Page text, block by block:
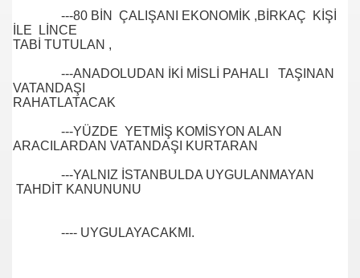
---80 BİN ÇALIŞANI EKONOMİK ,BİRKAÇ KİŞİ
İLE LİNCE
TABİ TUTULAN ,
---ANADOLUDAN İKİ MİSLİ PAHALI TAŞINAN
VATANDAŞI
RAHATLATACAK
---YÜZDE YETMİŞ KOMİSYON ALAN
ARACILARDAN VATANDAŞI KURTARAN
---YALNIZ İSTANBULDA UYGULANMAYAN
TAHDİT KANUNUNU
---- UYGULAYACAKMI.
Birbirine Düşürme Oyunu